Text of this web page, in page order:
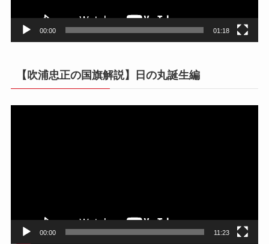
00:00 01:18
【吹浦忠正の国旗解説】日の丸誕生編
00:00 11:23